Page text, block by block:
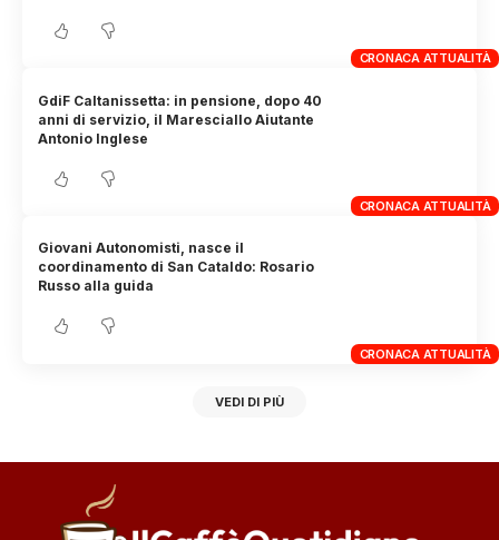
CRONACA ATTUALITÀ
CRONACA ATTUALITÀ
GdiF Caltanissetta: in pensione, dopo 40
anni di servizio, il Maresciallo Aiutante
Antonio Inglese
CRONACA ATTUALITÀ
Giovani Autonomisti, nasce il
coordinamento di San Cataldo: Rosario
Russo alla guida
VEDI DI PIÙ